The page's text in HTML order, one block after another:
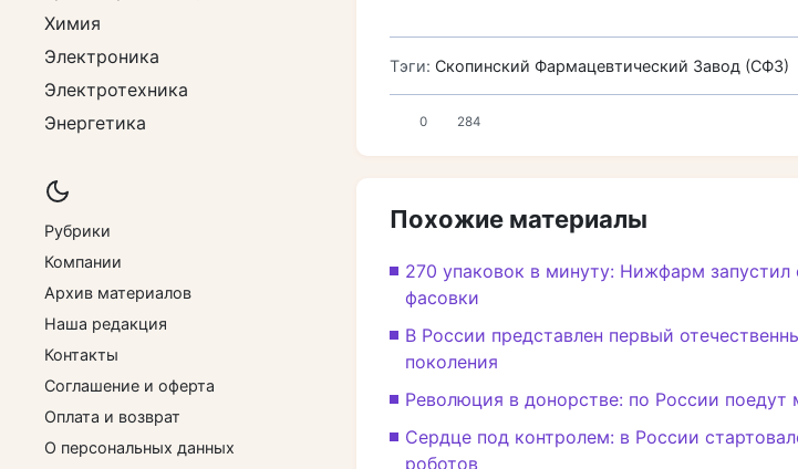
Тэги: Скопинский Фармацевтический Завод (СФЗ)
0 284
Похожие материалы
270 упаковок в минуту: Нижфарм
фасовки
В России представлен первый
поколения
Революция в донорстве: по России
Сердце под контролем: в России
роботов
Химия
Электроника
Электротехника
Энергетика
Рубрики
Компании
Архив материалов
Наша редакция
Контакты
Соглашение и оферта
Оплата и возврат
О персональных данных